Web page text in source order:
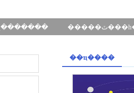
��ҵ����